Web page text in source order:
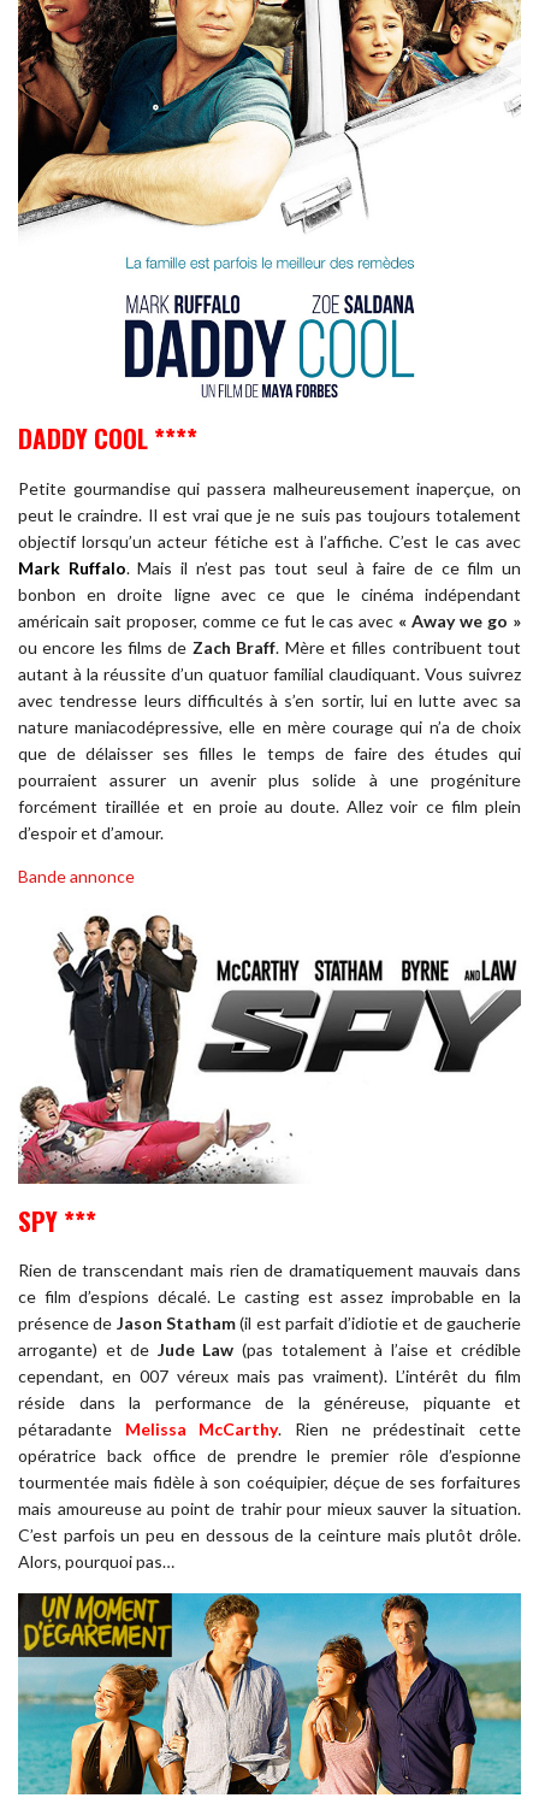
DADDY COOL ****
Petite gourmandise qui passera malheureusement inaperçue, on
peut le craindre. Il est vrai que je ne suis pas toujours totalement
objectif lorsqu’un acteur fétiche est à l’affiche. C’est le cas avec
Mark Ruffalo. Mais il n’est pas tout seul à faire de ce film un
bonbon en droite ligne avec ce que le cinéma indépendant
américain sait proposer, comme ce fut le cas avec « Away we go »
ou encore les films de Zach Braff. Mère et filles contribuent tout
autant à la réussite d’un quatuor familial claudiquant. Vous suivrez
avec tendresse leurs difficultés à s’en sortir, lui en lutte avec sa
nature maniacodépressive, elle en mère courage qui n’a de choix
que de délaisser ses filles le temps de faire des études qui
pourraient assurer un avenir plus solide à une progéniture
forcément tiraillée et en proie au doute. Allez voir ce film plein
d’espoir et d’amour.
Bande annonce
SPY ***
Rien de transcendant mais rien de dramatiquement mauvais dans
ce film d’espions décalé. Le casting est assez improbable en la
présence de Jason Statham(il est parfait d’idiotie et de gaucherie
arrogante) et de Jude Law (pas totalement à l’aise et crédible
cependant, en 007 véreux mais pas vraiment). L’intérêt du film
réside dans la performance de la généreuse, piquante et
pétaradante Melissa McCarthy. Rien ne prédestinait cette
opératrice back office de prendre le premier rôle d’espionne
tourmentée mais fidèle à son coéquipier, déçue de ses forfaitures
mais amoureuse au point de trahir pour mieux sauver la situation.
C’est parfois un peu en dessous de la ceinture mais plutôt drôle.
Alors, pourquoi pas…